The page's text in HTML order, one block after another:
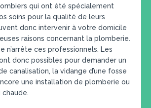
qui ont été spécialement
soins pour la qualité de leurs
donc intervenir à votre domicile
raisons concernant la plomberie.
n’arrête ces professionnels. Les
donc possibles pour demander un
canalisation, la vidange d’une fosse
une installation de plomberie ou
chaude.